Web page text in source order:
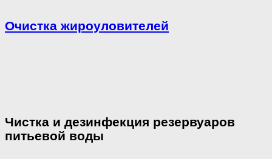
Очистка жироуловителей
Чистка и дезинфекция резервуаров
питьевой воды